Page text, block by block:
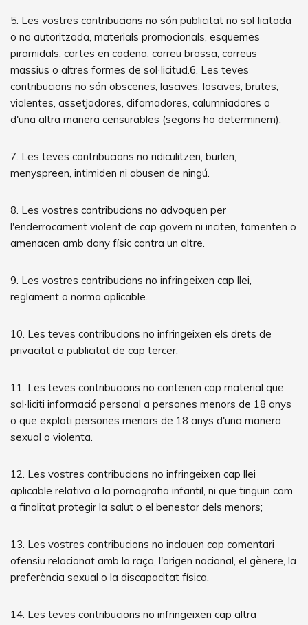
5. Les vostres contribucions no són publicitat no sol·licitada
o no autoritzada, materials promocionals, esquemes
piramidals, cartes en cadena, correu brossa, correus
massius o altres formes de sol·licitud.6. Les teves
contribucions no són obscenes, lascives, lascives, brutes,
violentes, assetjadores, difamadores, calumniadores o
d'una altra manera censurables (segons ho determinem).
7. Les teves contribucions no ridiculitzen, burlen,
menyspreen, intimiden ni abusen de ningú.
8. Les vostres contribucions no advoquen per
l'enderrocament violent de cap govern ni inciten, fomenten o
amenacen amb dany físic contra un altre.
9. Les vostres contribucions no infringeixen cap llei,
reglament o norma aplicable.
10. Les teves contribucions no infringeixen els drets de
privacitat o publicitat de cap tercer.
11. Les teves contribucions no contenen cap material que
sol·liciti informació personal a persones menors de 18 anys
o que exploti persones menors de 18 anys d'una manera
sexual o violenta.
12. Les vostres contribucions no infringeixen cap llei
aplicable relativa a la pornografia infantil, ni que tinguin com
a finalitat protegir la salut o el benestar dels menors;
13. Les vostres contribucions no inclouen cap comentari
ofensiu relacionat amb la raça, l'origen nacional, el gènere, la
preferència sexual o la discapacitat física.
14. Les teves contribucions no infringeixen cap altra